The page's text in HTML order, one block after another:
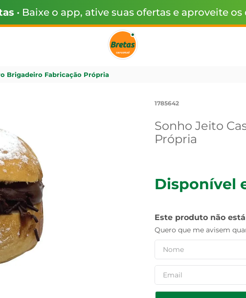
• Baixe o app, ative suas ofertas e aproveite
Brigadeiro Fabricação Própria
1785642
Sonho Jeito
Própria
Disponível
Este produto não
Quero que me avisem